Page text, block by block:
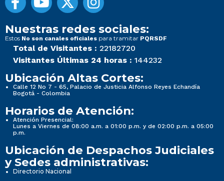
Nuestras redes sociales:
Estos No son canales oficiales para tramitar PQRSDF
Total de Visitantes : 22182720
Visitantes Últimas 24 horas : 144232
Ubicación Altas Cortes:
Calle 12 No 7 - 65, Palacio de Justicia Alfonso Reyes Echandía
Bogotá - Colombia
Horarios de Atención:
Atención Presencial:
Lunes a Viernes de 08:00 a.m. a 01:00 p.m. y de 02:00 p.m. a 05:00
p.m.
Ubicación de Despachos Judiciales
y Sedes administrativas:
Directorio Nacional